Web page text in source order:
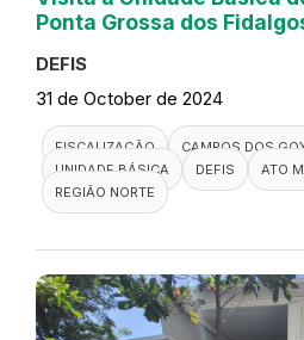
Ponta Grossa dos
DEFIS
31 de October de 2024
FISCALIZAÇÃO
CAMPOS DOS
UNIDADE BÁSICA
DEFIS
ATO
REGIÃO NORTE